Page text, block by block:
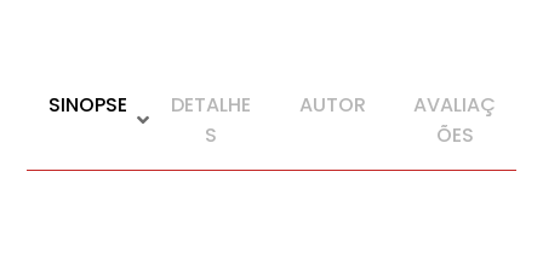
SINOPSE
DETALHE
S
AUTOR
AVALIAÇ
ÕES